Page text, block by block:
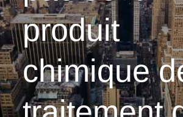
produit
chimique